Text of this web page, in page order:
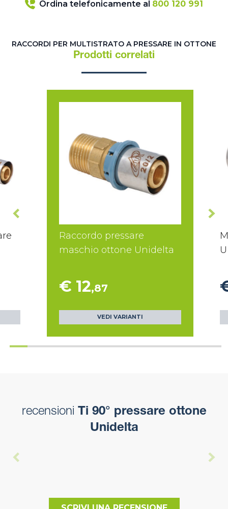
Ordina telefonicamente al 800 120 991
RACCORDI PER MULTISTRATO A PRESSARE IN OTTONE
Prodotti correlati
Raccordo pressare
maschio ottone Unidelta
€ 12,87
VEDI VARIANTI
recensioni Ti 90° pressare ottone
Unidelta